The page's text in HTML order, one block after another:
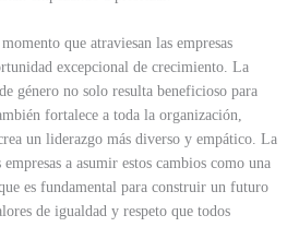
que atraviesan las empresas
excepcional de crecimiento. La
género no solo resulta beneficioso para
fortalece a toda la organización,
un liderazgo más diverso y empático. La
a asumir estos cambios como una
es fundamental para construir un futuro
de igualdad y respeto que todos